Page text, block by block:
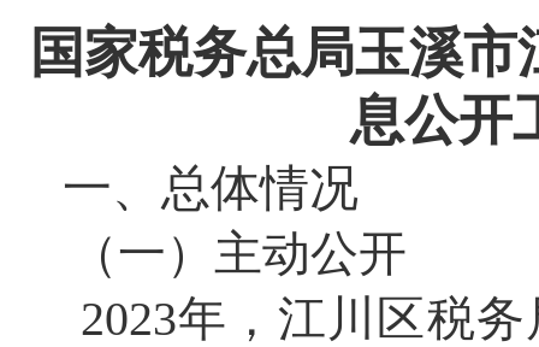
国家税务总局玉溪
息公开
一、总体情况
（一）主动公开
2023年，江川区税